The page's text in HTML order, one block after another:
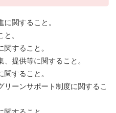
関すること。
。
すること。
提供等に関すること。
すること。
リーンサポート制度に関するこ